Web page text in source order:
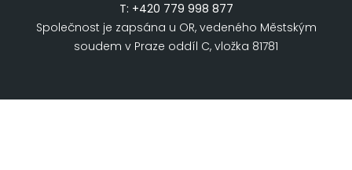
T: +420 779 998 877
Společnost je zapsána u OR, vedeného Městským
soudem v Praze oddíl C, vložka 81781